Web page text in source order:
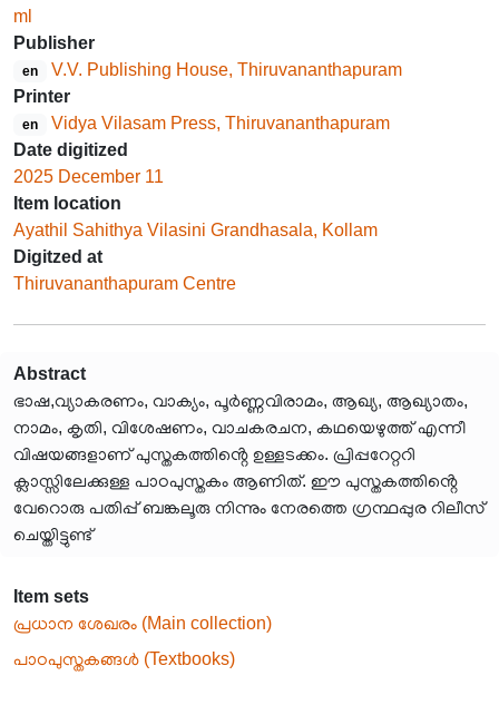
ml
Publisher
en
V.V. Publishing House, Thiruvananthapuram
Printer
en
Vidya Vilasam Press, Thiruvananthapuram
Date digitized
2025 December 11
Item location
Ayathil Sahithya Vilasini Grandhasala, Kollam
Digitzed at
Thiruvananthapuram Centre
Abstract
ഭാഷ,വ്യാകരണം, വാക്യം, പൂർണ്ണവിരാമം, ആഖ്യ, ആഖ്യാതം,
നാമം, കൃതി, വിശേഷണം, വാചകരചന, കഥയെഴുത്ത് എന്നീ
വിഷയങ്ങളാണ് പുസ്തകത്തിൻ്റെ ഉള്ളടക്കം. പ്രിപ്പറേറ്ററി
ക്ലാസ്സിലേക്കുള്ള പാഠപുസ്തകം ആണിത്. ഈ പുസ്തകത്തിൻ്റെ
വേറൊരു പതിപ്പ് ബങ്കലൂരു നിന്നും നേരത്തെ ഗ്രന്ഥപ്പുര റിലീസ്
ചെയ്തിട്ടുണ്ട്
Item sets
പ്രധാന ശേഖരം (Main collection)
പാഠപുസ്തകങ്ങൾ (Textbooks)